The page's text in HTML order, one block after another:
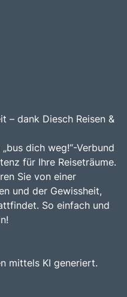
Region zu
der
– dank Diesch Reisen &
dich weg!“-Verbund
für Ihre Reiseträume.
Sie von einer
und der Gewissheit,
So einfach und
mittels KI generiert.